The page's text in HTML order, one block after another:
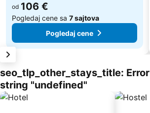
od 106 €
Pogledaj cene sa 7 sajtova
Pogledaj cene
seo_tlp_other_stays_title:
string "undefined"